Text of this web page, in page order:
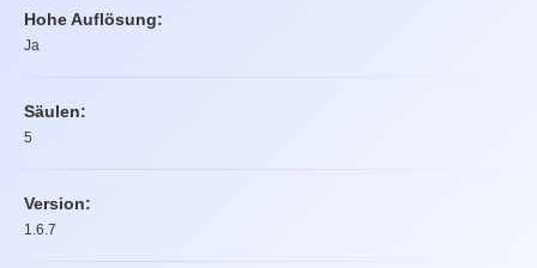
Hohe Auflösung:
Ja
Säulen:
5
Version:
1.6.7